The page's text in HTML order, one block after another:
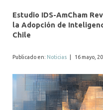
Estudio IDS-AmCham
la Adopción de
Chile
Publicado en: Noticias 16 mayo,